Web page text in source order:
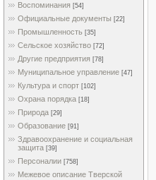
Воспоминания [54]
Официальные документы [22]
Промышленность [35]
Сельское хозяйство [72]
Другие предприятия [78]
Муниципальное управление [47]
Культура и спорт [102]
Охрана порядка [18]
Природа [29]
Образование [91]
Здравоохранение и социальная
защита [39]
Персоналии [758]
Межевое описание Тверской